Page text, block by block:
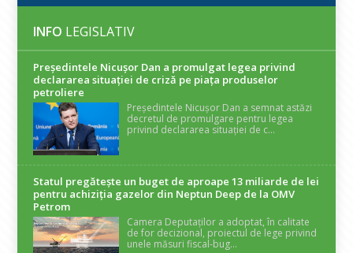
INFO LEGISLATIV
Președintele Nicuşor Dan a promulgat legea privind
declararea situaţiei de criză pe piaţa produselor
petroliere
Președintele Nicușor Dan a semnat astăzi
decretul de promulgare pentru legea
privind declararea situației de c...
Statul pregătește un buget de aproape 13 miliarde de lei
pentru achiziția gazelor din Neptun Deep de la OMV
Petrom
Camera Deputaților a adoptat, în calitate
de for decizional, proiectul de lege privind
unele măsuri fiscal-bug...